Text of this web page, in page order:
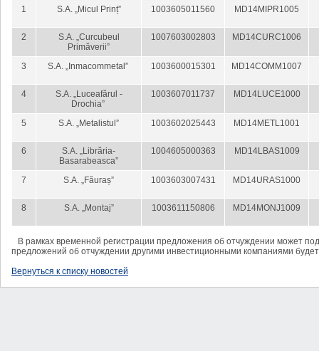
1
S.A. „Micul Prinț” 1003605011560 MD14MIPR1005
2
S.A. „Curcubeul
Primăverii”
1007603002803 MD14CURC1006
3 S.A. „Inmacommetal” 1003600015301 MD14COMM1007
4
S.A. „Luceafărul -
Drochia”
1003607011737 MD14LUCE1000
5 S.A. „Metalistul” 1003602025443 MD14METL1001
6
S.A. „Librăria-
Basarabeasca”
1004605000363 MD14LBAS1009
7 S.A. „Făuraș” 1003603007431 MD14URAS1000
8 S.A. „Montaj” 1003611150806 MD14MONJ1009
В рамках временной регистрации предложения об отчуждении может
предложений об отчуждении другими инвестиционными компаниями
Вернуться к списку новостей